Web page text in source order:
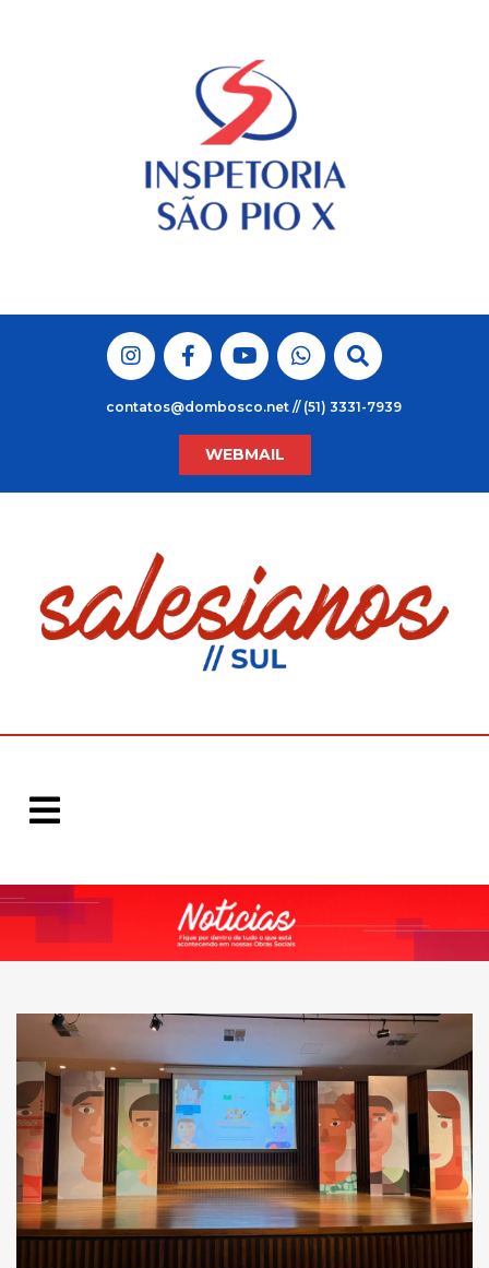
contatos@dombosco.net // (51) 3331-7939
WEBMAIL